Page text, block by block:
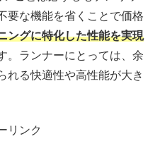
要な機能を省くことで価格
ングに特化した性能を実現
。ランナーにとっては、余
れる快適性や高性能が大き
リンク